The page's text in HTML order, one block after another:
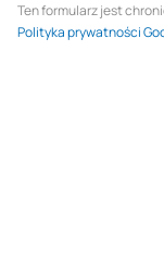
Ten formularz jest
Polityka prywatności